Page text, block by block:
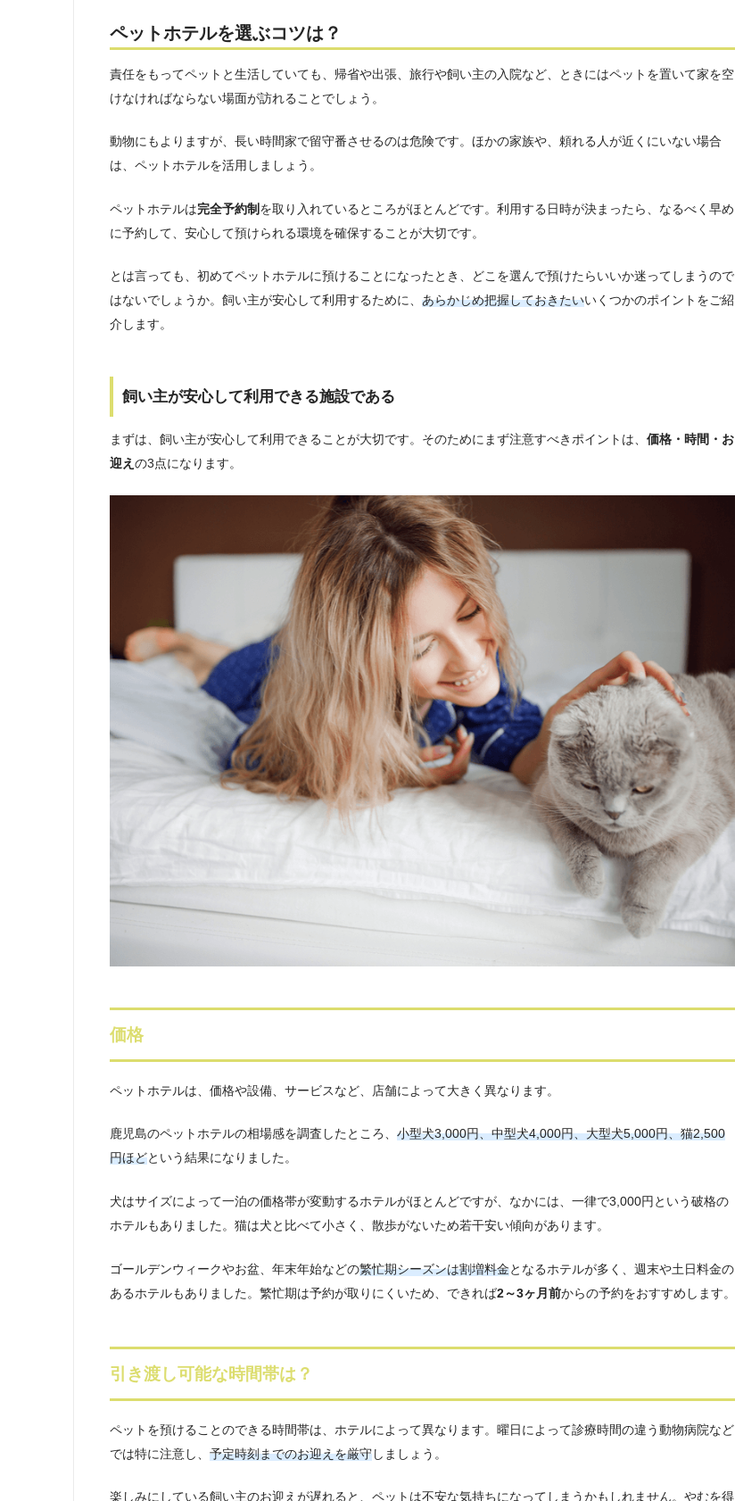
ペットホテルを選ぶコツは？
責任をもってペットと生活していても、帰省や出張、旅行や飼い主の入院など、ときにはペットを置いて家を空
けなければならない場面が訪れることでしょう。
動物にもよりますが、長い時間家で留守番させるのは危険です。ほかの家族や、頼れる人が近くにいない場合
は、ペットホテルを活用しましょう。
ペットホテルは完全予約制 を取り入れているところがほとんどです。利用する日時が決まったら、なるべく早め
に予約して、安心して預けられる環境を確保することが大切です。
とは言っても、初めてペットホテルに預けることになったとき、どこを選んで預けたらいいか迷ってしまうので
はないでしょうか。飼い主が安心して利用するために、 あらかじめ把握しておきたいいくつかのポイントをご紹
介します。
飼い主が安心して利用できる施設である
まずは、飼い主が安心して利用できることが大切です。そのためにまず注意すべきポイントは、 価格・時間・お
迎え の3点になります。
価格
ペットホテルは、価格や設備、サービスなど、店舗によって大きく異なります。
鹿児島のペットホテルの相場感を調査したところ、 小型犬3,000円、中型犬4,000円、大型犬5,000円、猫2,500
円ほどという結果になりました。
犬はサイズによって一泊の価格帯が変動するホテルがほとんどですが、なかには、一律で3,000円という破格の
ホテルもありました。猫は犬と比べて小さく、散歩がないため若干安い傾向があります。
ゴールデンウィークやお盆、年末年始などの繁忙期シーズンは割増料金となるホテルが多く、週末や土日料金の
あるホテルもありました。繁忙期は予約が取りにくいため、できれば2～3ヶ月前からの予約をおすすめします。
引き渡し可能な時間帯は？
ペットを預けることのできる時間帯は、ホテルによって異なります。曜日によって診療時間の違う動物病院など
では特に注意し、 予定時刻までのお迎えを厳守しましょう。
楽しみにしている飼い主のお迎えが遅れると、ペットは不安な気持ちになってしまうかもしれません。やむを得